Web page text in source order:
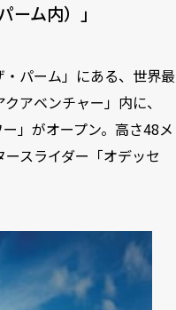
ーム内）」
パーム」にある、世界最
アベンチャー」内に、
」がオープン。高さ48メ
スライダー「オデッセ